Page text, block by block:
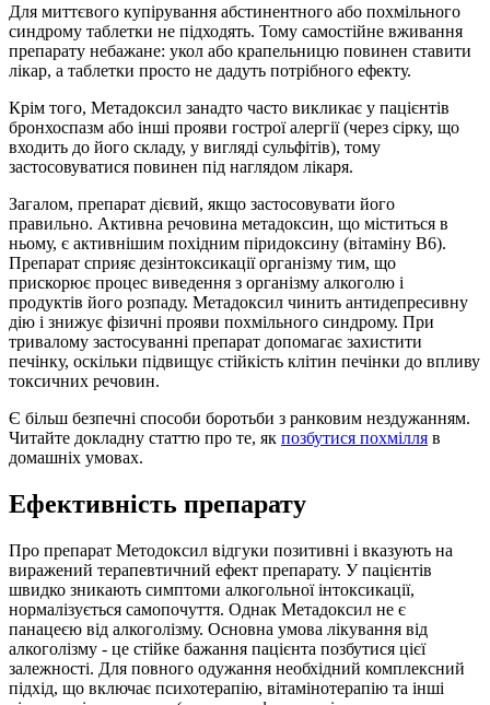
Для миттєвого купірування абстинентного або похмільного
синдрому таблетки не підходять. Тому самостійне вживання
препарату небажане: укол або крапельницю повинен ставити
лікар, а таблетки просто не дадуть потрібного ефекту.
Крім того, Метадоксил занадто часто викликає у пацієнтів
бронхоспазм або інші прояви гострої алергії (через сірку, що
входить до його складу, у вигляді сульфітів), тому
застосовуватися повинен під наглядом лікаря.
Загалом, препарат дієвий, якщо застосовувати його
правильно. Активна речовина метадоксин, що міститься в
ньому, є активнішим похідним піридоксину (вітаміну B6).
Препарат сприяє дезінтоксикації організму тим, що
прискорює процес виведення з організму алкоголю і
продуктів його розпаду. Метадоксил чинить антидепресивну
дію і знижує фізичні прояви похмільного синдрому. При
тривалому застосуванні препарат допомагає захистити
печінку, оскільки підвищує стійкість клітин печінки до впливу
токсичних речовин.
Є більш безпечні способи боротьби з ранковим нездужанням.
Читайте докладну статтю про те, як позбутися похмілля в
домашніх умовах.
Ефективність препарату
Про препарат Методоксил відгуки позитивні і вказують на
виражений терапевтичний ефект препарату. У пацієнтів
швидко зникають симптоми алкогольної інтоксикації,
нормалізується самопочуття. Однак Метадоксил не є
панацеєю від алкоголізму. Основна умова лікування від
алкоголізму - це стійке бажання пацієнта позбутися цієї
залежності. Для повного одужання необхідний комплексний
підхід, що включає психотерапію, вітамінотерапію та інші